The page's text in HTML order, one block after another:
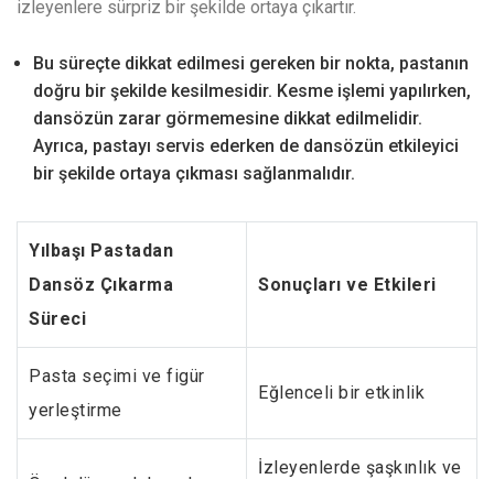
izleyenlere sürpriz bir şekilde ortaya çıkartır.
Bu süreçte dikkat edilmesi gereken bir nokta, pastanın
doğru bir şekilde kesilmesidir. Kesme işlemi yapılırken,
dansözün zarar görmemesine dikkat edilmelidir.
Ayrıca, pastayı servis ederken de dansözün etkileyici
bir şekilde ortaya çıkması sağlanmalıdır.
Yılbaşı Pastadan
Dansöz Çıkarma
Süreci
Sonuçları ve Etkileri
Pasta seçimi ve figür
yerleştirme
Eğlenceli bir etkinlik
İzleyenlerde şaşkınlık ve